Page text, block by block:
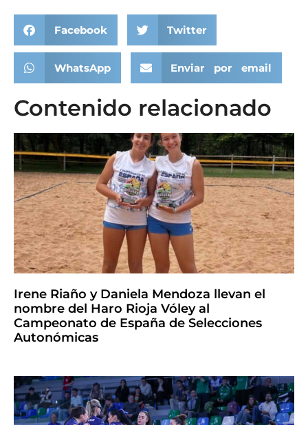
Facebook Twitter
WhatsApp Enviar por email
Contenido relacionado
Irene Riaño y Daniela Mendoza llevan el
nombre del Haro Rioja Vóley al
Campeonato de España de Selecciones
Autonómicas